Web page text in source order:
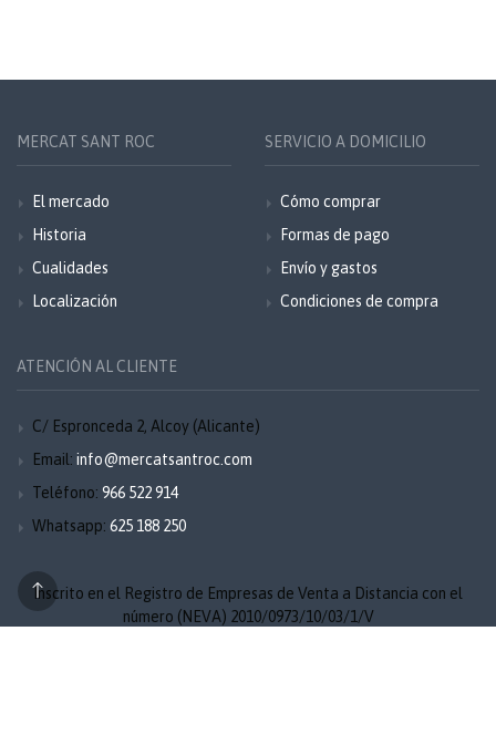
MERCAT SANT ROC
El mercado
Historia
Cualidades
Localización
SERVICIO A DOMICILIO
Cómo comprar
Formas de pago
Envío y gastos
Condiciones de compra
ATENCIÓN AL CLIENTE
C/ Espronceda 2, Alcoy (Alicante)
Email: info@mercatsantroc.com
Teléfono: 966 522 914
Whatsapp: 625 188 250
Inscrito en el Registro de Empresas de Venta a Distancia con el
número (NEVA) 2010/0973/10/03/1/V